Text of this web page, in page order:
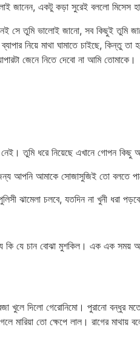
জানেন, একটু কড়া সুরেই বললো মিসেস
তুমি ভালোই জানো, সব কিছুই তুমি
নিয়ে মাথা ঘামাতে চাইছে, কিন্তু
জেনে নিতে দেবো না আমি তোমাকে।
তুমি ধরে নিয়েছে এখানে গোপন
জন্য আপনি আমাকে সোজাসুজিই তো বলতে
ঝামেলা চলবে, যতদিন না খুনী ধরা
কি যে চান বোঝা মুশকিল। এক এক
খুলে দিলো গেরোনিমো। পুরানো বন্ধুর
মারিয়া তো ক্ষেপে লাল। রাগের